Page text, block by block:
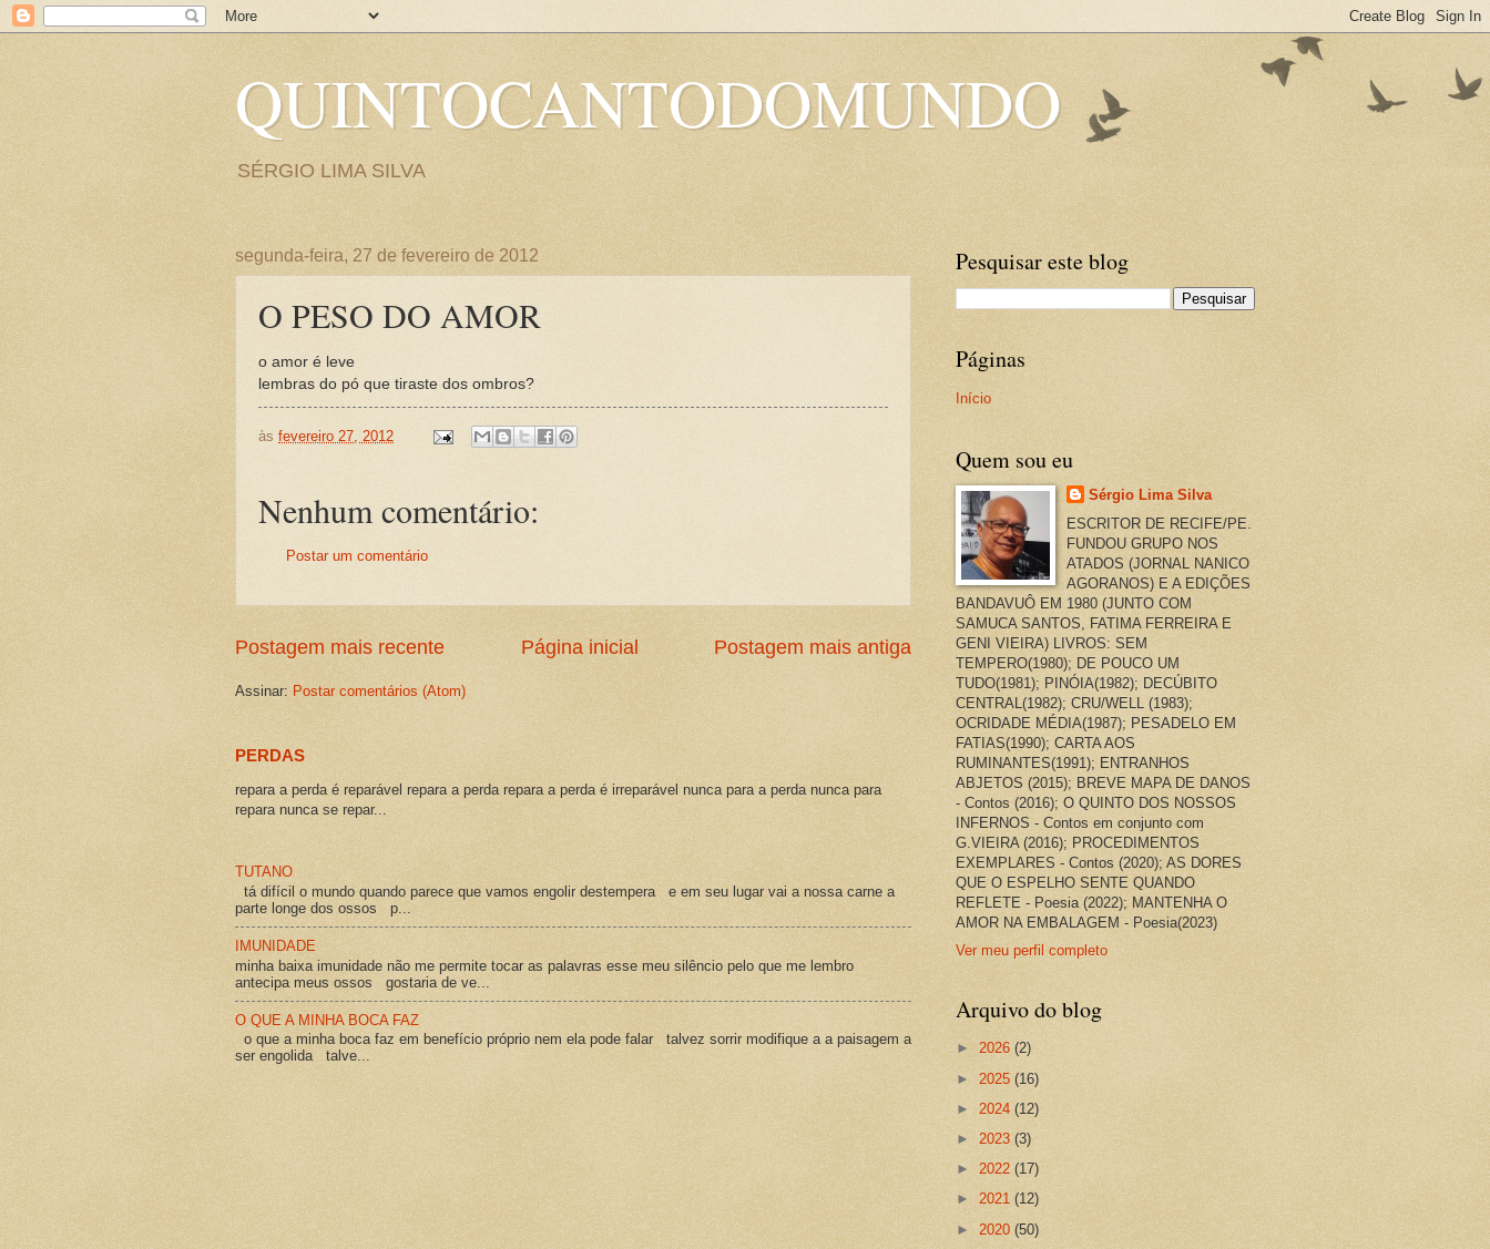
QUINTOCANTODOMUNDO
SÉRGIO LIMA SILVA
segunda-feira, 27 de fevereiro de 2012
O PESO DO AMOR
o amor é leve
lembras do pó que tiraste dos ombros?
às fevereiro 27, 2012
Nenhum comentário:
Postar um comentário
Postagem mais recente Postagem mais antiga
Página inicial
Assinar: Postar comentários (Atom)
PERDAS
repara a perda é reparável repara a perda repara a perda é irreparável nunca para a perda nunca para
repara nunca se repar...
TUTANO
tá difícil o mundo quando parece que vamos engolir destempera e em seu lugar vai a nossa carne a
parte longe dos ossos p...
IMUNIDADE
minha baixa imunidade não me permite tocar as palavras esse meu silêncio pelo que me lembro
antecipa meus ossos gostaria de ve...
O QUE A MINHA BOCA FAZ
o que a minha boca faz em benefício próprio nem ela pode falar talvez sorrir modifique a a paisagem a
ser engolida talve...
Pesquisar este blog
Páginas
Início
Quem sou eu
Sérgio Lima Silva
ESCRITOR DE RECIFE/PE.
FUNDOU GRUPO NOS
ATADOS (JORNAL NANICO
AGORANOS) E A EDIÇÕES
BANDAVUÔ EM 1980 (JUNTO COM
SAMUCA SANTOS, FATIMA FERREIRA E
GENI VIEIRA) LIVROS: SEM
TEMPERO(1980); DE POUCO UM
TUDO(1981); PINÓIA(1982); DECÚBITO
CENTRAL(1982); CRU/WELL (1983);
OCRIDADE MÉDIA(1987); PESADELO EM
FATIAS(1990); CARTA AOS
RUMINANTES(1991); ENTRANHOS
ABJETOS (2015); BREVE MAPA DE DANOS
- Contos (2016); O QUINTO DOS NOSSOS
INFERNOS - Contos em conjunto com
G.VIEIRA (2016); PROCEDIMENTOS
EXEMPLARES - Contos (2020); AS DORES
QUE O ESPELHO SENTE QUANDO
REFLETE - Poesia (2022); MANTENHA O
AMOR NA EMBALAGEM - Poesia(2023)
Ver meu perfil completo
Arquivo do blog
► 2026 (2)
► 2025 (16)
► 2024 (12)
► 2023 (3)
► 2022 (17)
► 2021 (12)
► 2020 (50)